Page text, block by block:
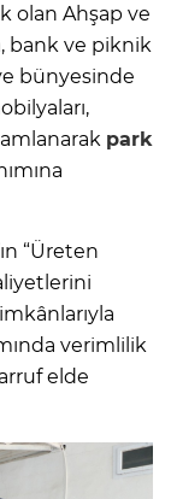
olan Ahşap ve
bank ve piknik
bünyesinde
park
“Üreten
verimlilik
elde